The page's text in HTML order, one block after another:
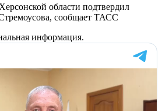
области подтвердил
сообщает ТАСС
информация.